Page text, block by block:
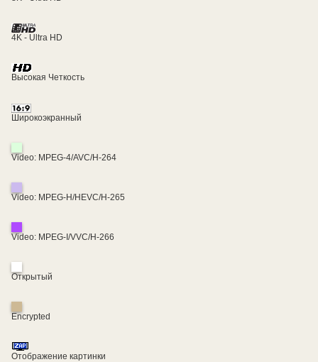
4K - Ultra HD
Высокая Четкость
Широкоэкранный
Video: MPEG-4/AVC/H-264
Video: MPEG-H/HEVC/H-265
Video: MPEG-I/VVC/H-266
Открытый
Encrypted
Отображение картинки